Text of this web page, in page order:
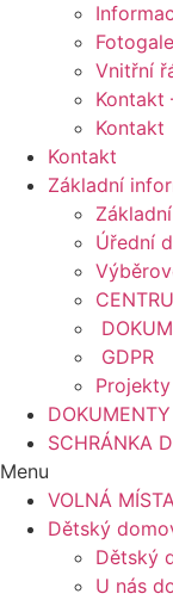
Vnitřní
Kontakt
Kontakt
Kontakt
Základní
Úřední
GDPR
Projekty
SCHRÁNKA
Menu
VOLNÁ
Dětský
Dětský
U nás